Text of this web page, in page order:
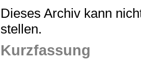
Dieses Archiv kann
stellen.
Kurzfassung